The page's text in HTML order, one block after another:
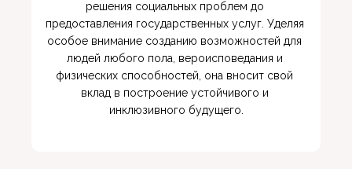
решения социальных проблем до
предоставления государственных услуг. Уделяя
особое внимание созданию возможностей для
людей любого пола, вероисповедания и
физических способностей, она вносит свой
вклад в построение устойчивого и
инклюзивного будущего.